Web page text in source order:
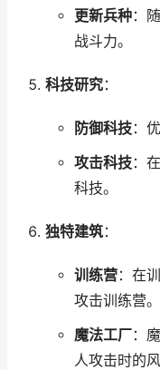
更新兵种：
战斗力。
科技研究：
防御科技：
攻击科技：
科技。
独特建筑：
训练营：在
攻击训练营。
魔法工厂：
人攻击时的风